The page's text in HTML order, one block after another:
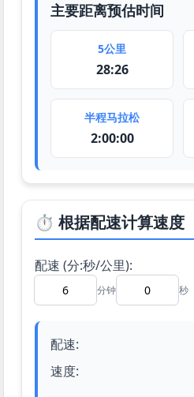
主要距离预估时间
5公里
28:26
半程马拉松
2:00:00
⏱️ 根据配速计算速度
配速 (分:秒/公里):
分钟 秒
配速:
速度: